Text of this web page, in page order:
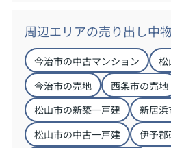
周辺エリアの売り出し中
今治市の中古マンション
松
今治市の売地
西条市の売地
松山市の新築一戸建
新居
松山市の中古一戸建
伊予